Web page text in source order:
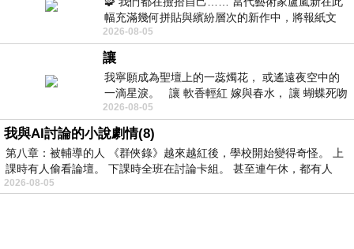
幅充滿幾何拼貼與繽紛層次的新作中，將報紙文
字、彩色剪紙與明亮顏料層層
2026-08-05
讓
我寧願成為聖壇上的一蕊燭花， 或遙遠夜空中的
一滴星淚。 讓 軟香輕紅 嫁與春水， 讓 蝴蝶死吻
夏日最後一瓣玫瑰， 讓
2026-08-05
我與AI討論的小說劇情(8)
第八章：被輔導的人 《群俠錄》越來越紅後，學校開始變得奇怪。 上
課時有人偷看論壇。 下課時全班在討論卡組。 甚至連午休，都有人
2026-08-05